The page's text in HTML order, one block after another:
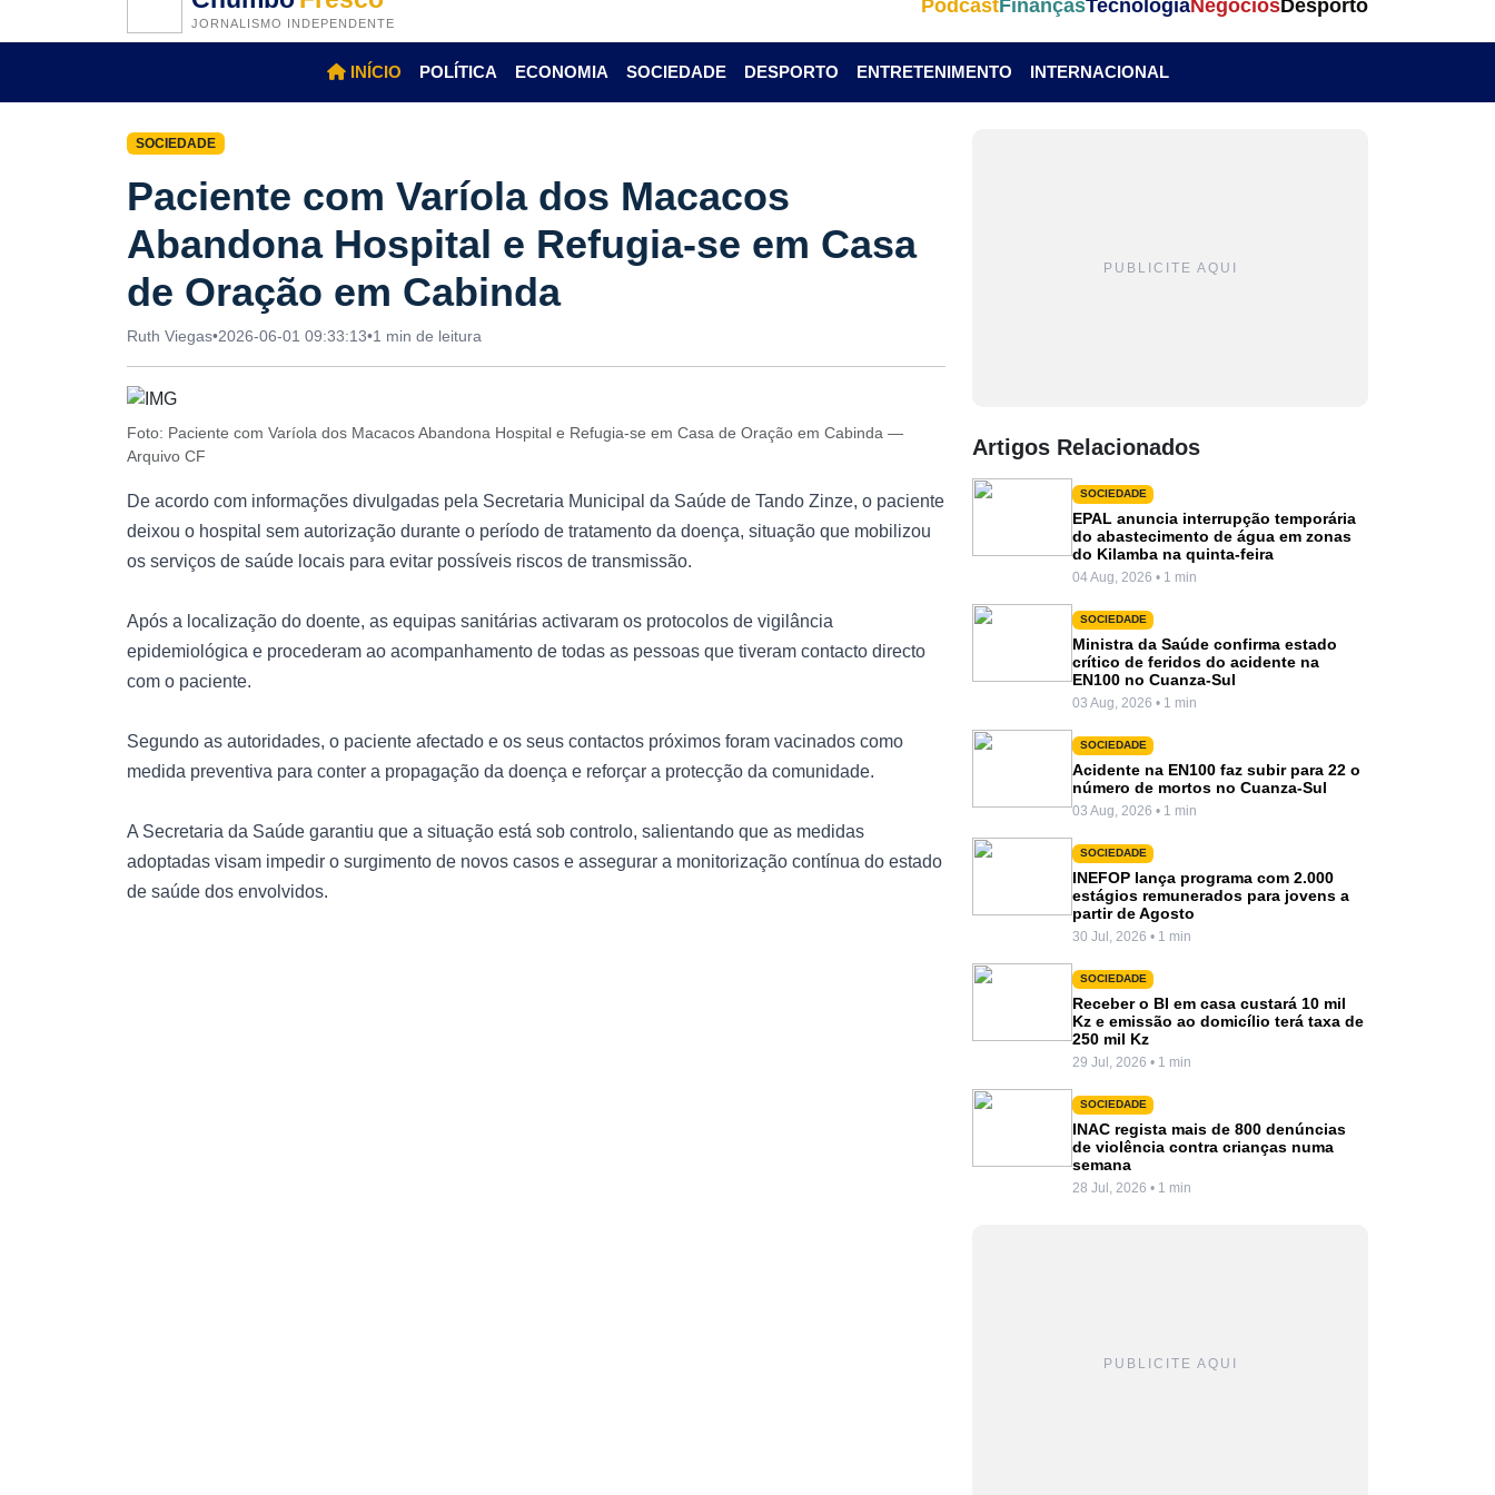
JORNALISMO INDEPENDENTE
PodcastFinançasTecnologiaNegóciosDesporto
INÍCIO POLÍTICA ECONOMIA SOCIEDADE DESPORTO ENTRETENIMENTO INTERNACIONAL
SOCIEDADE
Paciente com Varíola dos Macacos
Abandona Hospital e Refugia-se em Casa
de Oração em Cabinda
Ruth Viegas•2026-06-01 09:33:13•1 min de leitura
Foto: Paciente com Varíola dos Macacos Abandona Hospital e Refugia-se em Casa de Oração em Cabinda —
Arquivo CF
De acordo com informações divulgadas pela Secretaria Municipal da Saúde de Tando Zinze, o paciente
deixou o hospital sem autorização durante o período de tratamento da doença, situação que mobilizou
os serviços de saúde locais para evitar possíveis riscos de transmissão.
Após a localização do doente, as equipas sanitárias activaram os protocolos de vigilância
epidemiológica e procederam ao acompanhamento de todas as pessoas que tiveram contacto directo
com o paciente.
Segundo as autoridades, o paciente afectado e os seus contactos próximos foram vacinados como
medida preventiva para conter a propagação da doença e reforçar a protecção da comunidade.
A Secretaria da Saúde garantiu que a situação está sob controlo, salientando que as medidas
adoptadas visam impedir o surgimento de novos casos e assegurar a monitorização contínua do estado
de saúde dos envolvidos.
PUBLICITE AQUI
Artigos Relacionados
SOCIEDADE
EPAL anuncia interrupção temporária
do abastecimento de água em zonas
do Kilamba na quinta-feira
04 Aug, 2026 • 1 min
SOCIEDADE
Ministra da Saúde confirma estado
crítico de feridos do acidente na
EN100 no Cuanza-Sul
03 Aug, 2026 • 1 min
SOCIEDADE
Acidente na EN100 faz subir para 22 o
número de mortos no Cuanza-Sul
03 Aug, 2026 • 1 min
SOCIEDADE
INEFOP lança programa com 2.000
estágios remunerados para jovens a
partir de Agosto
30 Jul, 2026 • 1 min
SOCIEDADE
Receber o BI em casa custará 10 mil
Kz e emissão ao domicílio terá taxa de
250 mil Kz
29 Jul, 2026 • 1 min
SOCIEDADE
INAC regista mais de 800 denúncias
de violência contra crianças numa
semana
28 Jul, 2026 • 1 min
PUBLICITE AQUI